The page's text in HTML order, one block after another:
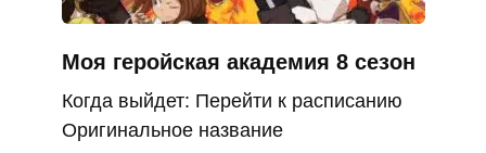
Моя геройская академия 8 сезон
Когда выйдет: Перейти к расписанию
Оригинальное название